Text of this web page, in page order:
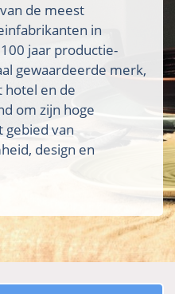
de meest
in
jaar productie-
gewaardeerde merk,
hotel en de
om zijn hoge
gebied van
design en